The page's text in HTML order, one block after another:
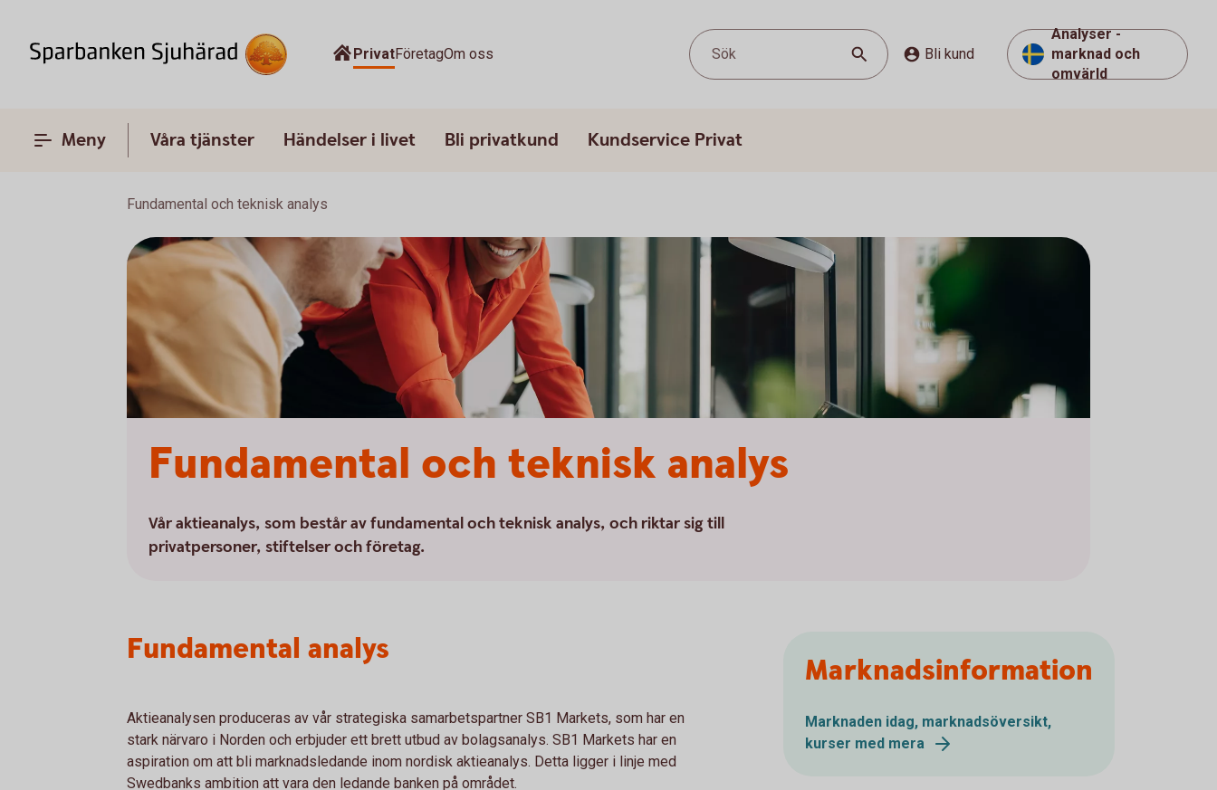
PrivatFöretagOm oss Sök Bli kund
Analyser -
marknad och
omvärld
Meny Våra tjänster Händelser i livet Bli privatkund Kundservice Privat
Fundamental och teknisk analys
Fundamental och teknisk analys
Vår aktieanalys, som består av fundamental och teknisk analys, och riktar sig till
privatpersoner, stiftelser och företag.
Fundamental analys
Aktieanalysen produceras av vår strategiska samarbetspartner SB1 Markets, som har en
stark närvaro i Norden och erbjuder ett brett utbud av bolagsanalys. SB1 Markets har en
aspiration om att bli marknadsledande inom nordisk aktieanalys. Detta ligger i linje med
Swedbanks ambition att vara den ledande banken på området.
Marknadsinformation
Marknaden idag, marknadsöversikt,
kurser med mera